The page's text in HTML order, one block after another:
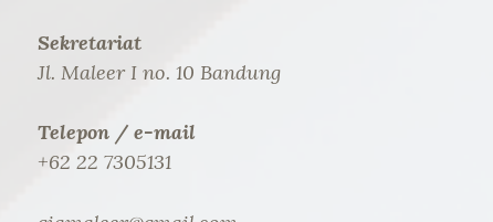
Sekretariat
Jl. Maleer I no. 10 Bandung
Telepon / e-mail
+62 22 7305131